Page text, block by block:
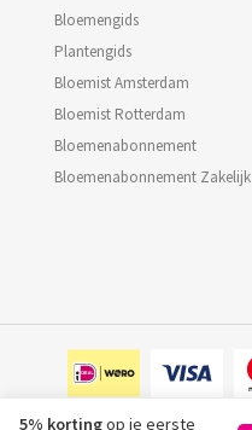
Bloemengids
Plantengids
Bloemist Amsterdam
Bloemist Rotterdam
Bloemenabonnement
Bloemenabonnement Zakelijk
5% kortingop je eerste